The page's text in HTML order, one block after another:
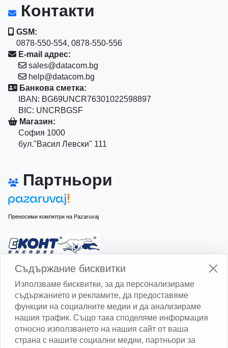
Контакти
GSM:
0878-550-554, 0878-550-556
E-mail адрес:
sales@datacom.bg
help@datacom.bg
Банкова сметка:
IBAN: BG69UNCR76301022598897
BIC: UNCRBGSF
Магазин:
София 1000
бул."Васил Левски" 111
Партньори
Преносими компютри на Pazaruvaj
Изчисли доставката с Еконт
Изчисли доставката със Спиди
Съдържание бисквитки
Използваме бисквитки, за да персонализираме
съдържанието и рекламите, да предоставяме
функции на социалните медии и да анализираме
нашия трафик. Също така споделяме информация
относно използването на нашия сайт от ваша
страна с нашите социални медии, партньори за